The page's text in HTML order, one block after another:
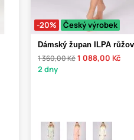
-20% Český výrobek
Dámský župan ILPA
1 360,00 Kč1 088,00 Kč
2 dny